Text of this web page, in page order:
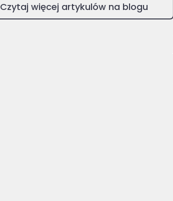
Czytaj więcej artykulów na blogu